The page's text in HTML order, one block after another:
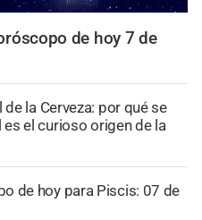
de hoy 7 de
la Cerveza: por qué se
el curioso origen de la
de hoy para Piscis: 07 de